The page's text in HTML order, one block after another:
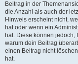
Beitrag in der
die Anzahl als auch der
Hinweis erscheint nicht,
hat oder wenn ein
hat. Diese können
warum dein Beitrag
einen Beitrag nicht
hat.